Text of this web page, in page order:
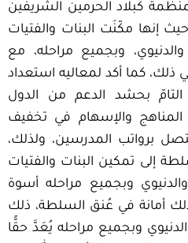
كبلاد الحرمين الشريفين
إنها مكّنَت البنات والفتيات
وبجميع مراحله، مع
ذلك، كما أكد لمعاليه استعداد
التامّ بحشد الدعم من الدول
المناهج والإسهام في تخفيف
برواتب المدرسين، ولذلك،
إلى تمكين البنات والفتيات
وبجميع مراحله أسوة
ذلك أمانة في عُنق السلطة، ذلك
وبجميع مراحله يُعَدَّ حقًّا